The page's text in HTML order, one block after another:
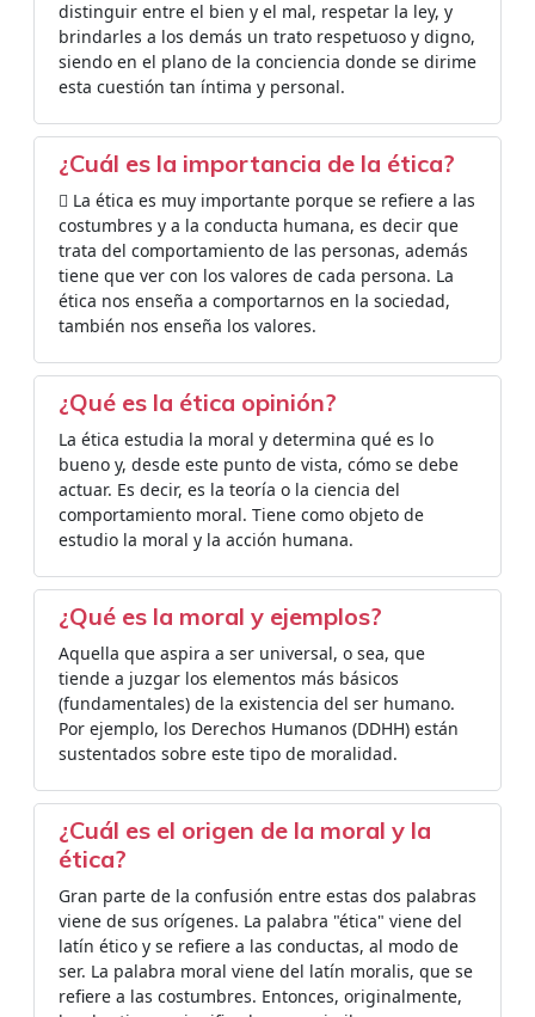
distinguir entre el bien y el mal, respetar la ley, y
brindarles a los demás un trato respetuoso y digno,
siendo en el plano de la conciencia donde se dirime
esta cuestión tan íntima y personal.
¿Cuál es la importancia de la ética?
 La ética es muy importante porque se refiere a las
costumbres y a la conducta humana, es decir que
trata del comportamiento de las personas, además
tiene que ver con los valores de cada persona. La
ética nos enseña a comportarnos en la sociedad,
también nos enseña los valores.
¿Qué es la ética opinión?
La ética estudia la moral y determina qué es lo
bueno y, desde este punto de vista, cómo se debe
actuar. Es decir, es la teoría o la ciencia del
comportamiento moral. Tiene como objeto de
estudio la moral y la acción humana.
¿Qué es la moral y ejemplos?
Aquella que aspira a ser universal, o sea, que
tiende a juzgar los elementos más básicos
(fundamentales) de la existencia del ser humano.
Por ejemplo, los Derechos Humanos (DDHH) están
sustentados sobre este tipo de moralidad.
¿Cuál es el origen de la moral y la
ética?
Gran parte de la confusión entre estas dos palabras
viene de sus orígenes. La palabra "ética" viene del
latín ético y se refiere a las conductas, al modo de
ser. La palabra moral viene del latín moralis, que se
refiere a las costumbres. Entonces, originalmente,